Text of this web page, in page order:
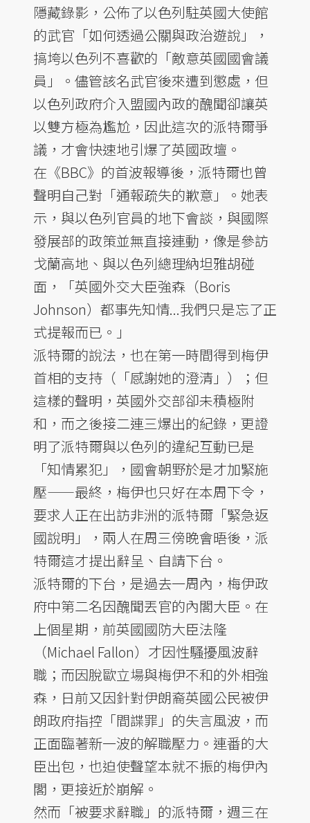
隱藏錄影，公佈了以色列駐英國大使館
的武官「如何透過公關與政治遊說」，
搞垮以色列不喜歡的「敵意英國國會議
員」。儘管該名武官後來遭到懲處，但
以色列政府介入盟國內政的醜聞卻讓英
以雙方極為尷尬，因此這次的派特爾爭
議，才會快速地引爆了英國政壇。
在《BBC》的首波報導後，派特爾也曾
聲明自己對「通報疏失的歉意」。她表
示，與以色列官員的地下會談，與國際
發展部的政策並無直接連動，像是參訪
戈蘭高地、與以色列總理納坦雅胡碰
面，「英國外交大臣強森（Boris
Johnson）都事先知情...我們只是忘了正
式提報而已。」
派特爾的說法，也在第一時間得到梅伊
首相的支持（「感謝她的澄清」）；但
這樣的聲明，英國外交部卻未積極附
和，而之後接二連三爆出的紀錄，更證
明了派特爾與以色列的違紀互動已是
「知情累犯」，國會朝野於是才加緊施
壓——最終，梅伊也只好在本周下令，
要求人正在出訪非洲的派特爾「緊急返
國說明」，兩人在周三傍晚會晤後，派
特爾這才提出辭呈、自請下台。
派特爾的下台，是過去一周內，梅伊政
府中第二名因醜聞丟官的內閣大臣。在
上個星期，前英國國防大臣法隆
（Michael Fallon）才因性騷擾風波辭
職；而因脫歐立場與梅伊不和的外相強
森，日前又因針對伊朗裔英國公民被伊
朗政府指控「間諜罪」的失言風波，而
正面臨著新一波的解職壓力。連番的大
臣出包，也迫使聲望本就不振的梅伊內
閣，更接近於崩解。
然而「被要求辭職」的派特爾，週三在